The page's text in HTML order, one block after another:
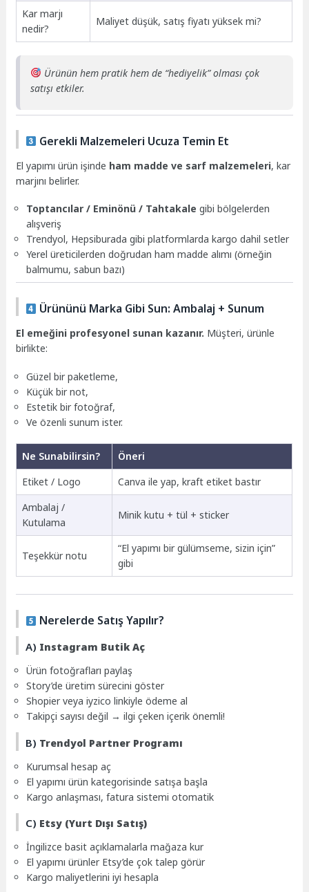
Kar marjı
nedir?
Maliyet düşük, satış fiyatı yüksek mi?
Ürünün hem pratik hem de “hediyelik” olması çok
satışı etkiler.
Gerekli Malzemeleri Ucuza Temin Et
El yapımı ürün işinde ham madde ve sarf malzemeleri, kar
marjını belirler.
Toptancılar / Eminönü / Tahtakale gibi bölgelerden
alışveriş
Trendyol, Hepsiburada gibi platformlarda kargo dahil setler
Yerel üreticilerden doğrudan ham madde alımı (örneğin
balmumu, sabun bazı)
Ürününü Marka Gibi Sun: Ambalaj + Sunum
El emeğini profesyonel sunan kazanır. Müşteri, ürünle
birlikte:
Güzel bir paketleme,
Küçük bir not,
Estetik bir fotoğraf,
Ve özenli sunum ister.
Ne Sunabilirsin?
Öneri
Etiket / Logo
Canva ile yap, kraft etiket bastır
Ambalaj /
Kutulama
Minik kutu + tül + sticker
Teşekkür notu
“El yapımı bir gülümseme, sizin için”
gibi
Nerelerde Satış Yapılır?
A) Instagram Butik Aç
Ürün fotoğrafları paylaş
Story’de üretim sürecini göster
Shopier veya iyzico linkiyle ödeme al
Takipçi sayısı değil → ilgi çeken içerik önemli!
B) Trendyol Partner Programı
Kurumsal hesap aç
El yapımı ürün kategorisinde satışa başla
Kargo anlaşması, fatura sistemi otomatik
C) Etsy (Yurt Dışı Satış)
İngilizce basit açıklamalarla mağaza kur
El yapımı ürünler Etsy’de çok talep görür
Kargo maliyetlerini iyi hesapla